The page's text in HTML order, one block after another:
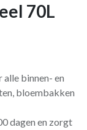
70L
binnen- en
bloembakken
dagen en zorgt